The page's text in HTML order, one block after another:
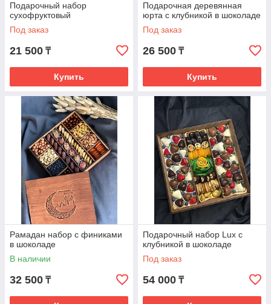
Подарочный набор
сухофруктовый
Под заказ
21 500 ₸
Купить
Подарочная деревянная
юрта с клубникой в шоколаде
Под заказ
26 500 ₸
Купить
Рамадан набор с финиками
в шоколаде
В наличии
32 500 ₸
Подарочный набор Lux с
клубникой в шоколаде
Под заказ
54 000 ₸